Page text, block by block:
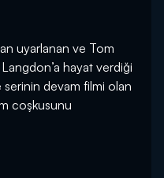
uyarlanan ve Tom
hayat verdiği
devam filmi olan
coşkusunu